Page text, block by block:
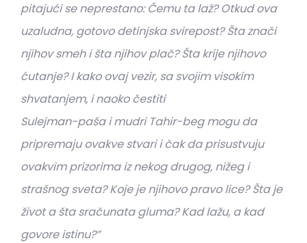
pitajući se neprestano: Čemu ta laž? Otkud ova
uzaludna, gotovo detinjska svirepost? Šta znači
njihov smeh i šta njihov plač? Šta krije njihovo
ćutanje? I kako ovaj vezir, sa svojim visokim
shvatanjem, i naoko čestiti
Sulejman-paša i mudri Tahir-beg mogu da
pripremaju ovakve stvari i čak da prisustvuju
ovakvim prizorima iz nekog drugog, nižeg i
strašnog sveta? Koje je njihovo pravo lice? Šta je
život a šta sračunata gluma? Kad lažu, a kad
govore istinu?”